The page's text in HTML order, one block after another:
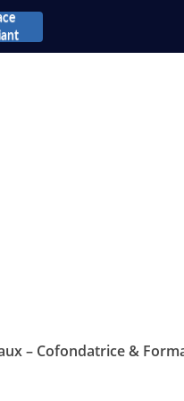
– Cofondatrice &